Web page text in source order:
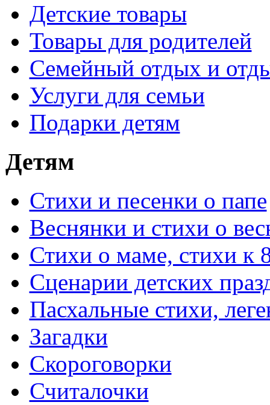
Детские товары
Товары для родителей
Семейный отдых и
Услуги для семьи
Подарки детям
Детям
Стихи и песенки о папе
Веснянки и стихи о
Стихи о маме, стихи к
Сценарии детских
Пасхальные стихи,
Загадки
Скороговорки
Считалочки